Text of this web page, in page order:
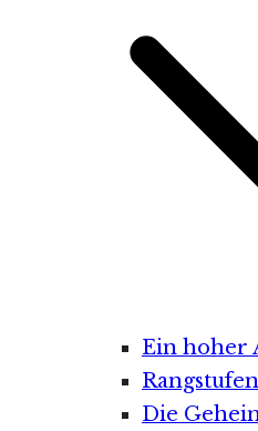
Ein hoher
Die